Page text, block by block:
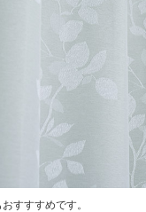
すすすめです。